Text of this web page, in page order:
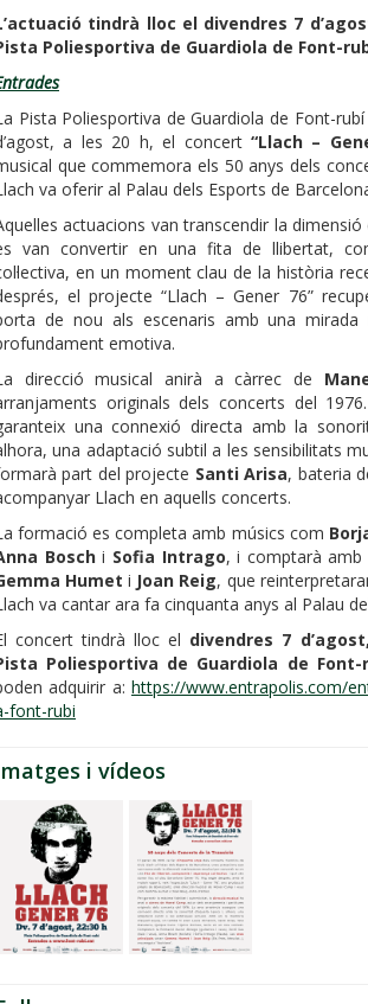
tindrà lloc el divendres 7
Poliesportiva de Guardiola de Font-
Pista Poliesportiva de Guardiola de Font-
a les 20 h, el concert “Llach –
que commemora els 50 anys dels
va oferir al Palau dels Esports de
actuacions van transcendir la
van convertir en una fita de llibertat,
en un moment clau de la història
el projecte “Llach – Gener 76”
de nou als escenaris amb una mirada
emotiva.
direcció musical anirà a càrrec de
originals dels concerts del
una connexió directa amb la
una adaptació subtil a les sensibilitats
part del projecte Santi Arisa, bateria
Llach en aquells concerts.
formació es completa amb músics com
Boschi Sofia Intrago, i comptarà amb
Humet i Joan Reig, que
va cantar ara fa cinquanta anys al Palau
concert tindrà lloc el divendres 7
Poliesportiva de Guardiola de Font-
adquirir a: https://www.entrapolis.com/
font-rubi
i vídeos